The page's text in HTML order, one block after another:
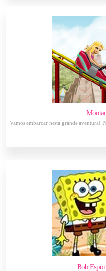
Vamos embarcar nesta grande aventura!
Bob